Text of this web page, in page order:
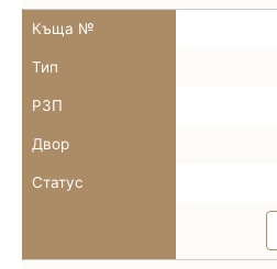
Къща №
Тип
РЗП
Двор
Статус